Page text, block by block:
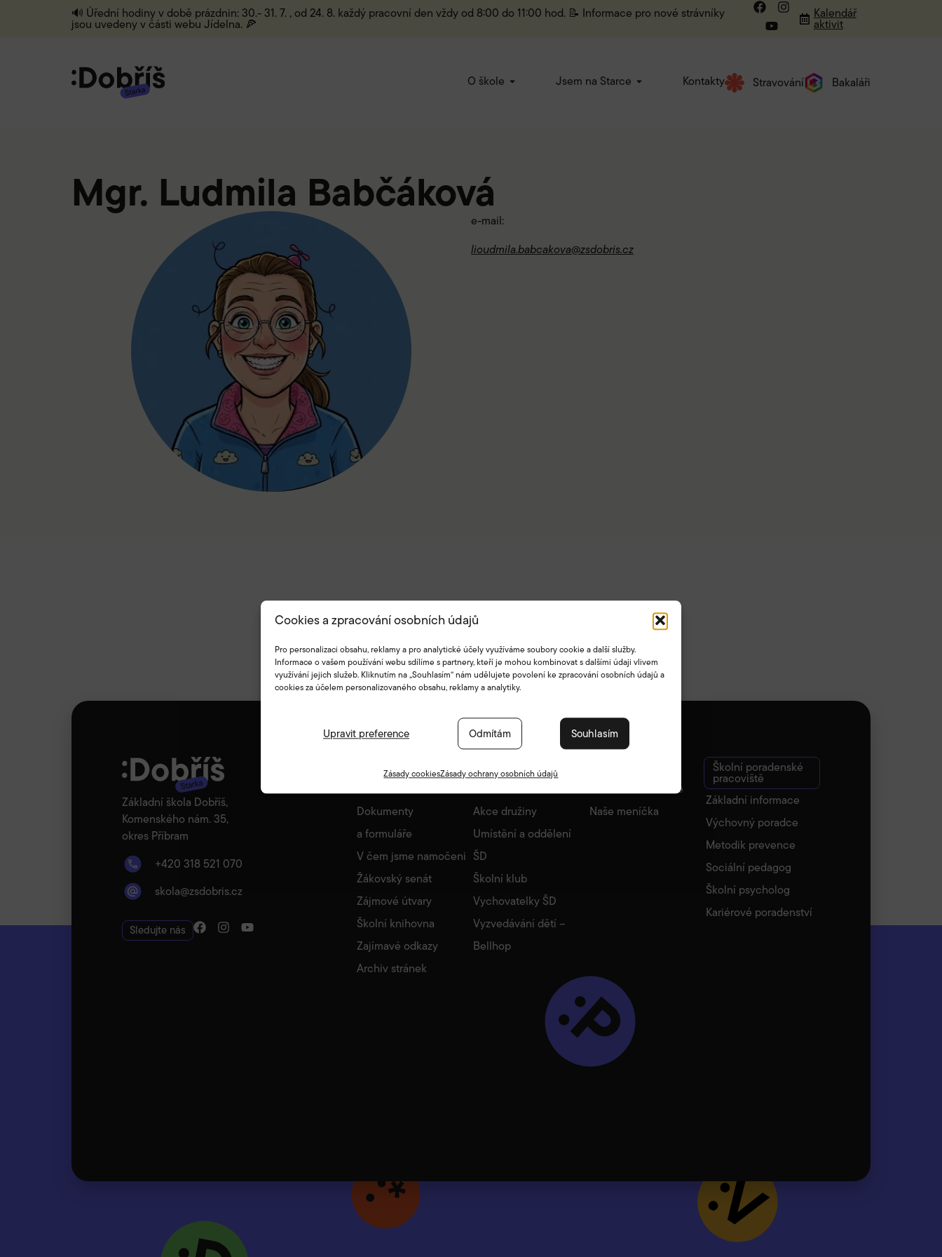
Cookies a zpracování osobních údajů
Pro personalizaci obsahu, reklamy a pro analytické účely využíváme soubory cookie a další služby.
Informace o vašem používání webu sdílíme s partnery, kteří je mohou kombinovat s dalšími údaji vlivem
využívání jejich služeb. Kliknutím na „Souhlasím“ nám udělujete povolení ke zpracování osobních údajů a
cookies za účelem personalizovaného obsahu, reklamy a analytiky.
Souhlasím
Odmítám
Upravit preference
Zásady cookiesZásady ochrany osobních údajů
🔊 Úřední hodiny v době prázdnin: 30.- 31. 7. , od 24. 8. každý pracovní den vždy od 8:00 do 11:00 hod. 📝 Informace pro nové strávníky
jsou uvedeny v části webu Jídelna. 🍕
Kalendář
aktivit
O škole Jsem na Starce Kontakty Stravování Bakaláři
Mgr. Ludmila Babčáková
e-mail:
lioudmila.babcakova@zsdobris.cz
Základní škola Dobříš,
Komenského nám. 35,
okres Příbram
+420 318 521 070
skola@zsdobris.cz
Sledujte nás
Škola
Dokumenty
a formuláře
V čem jsme namočeni
Žákovský senát
Zájmové útvary
Školní knihovna
Zajímavé odkazy
Archiv stránek
Družina
Akce družiny
Umístění a oddělení
ŠD
Školní klub
Vychovatelky ŠD
Vyzvedávání dětí –
Bellhop
Základní informace
Naše meníčka
Školní poradenské
pracoviště
Základní informace
Výchovný poradce
Metodik prevence
Sociální pedagog
Školní psycholog
Kariérové poradenství